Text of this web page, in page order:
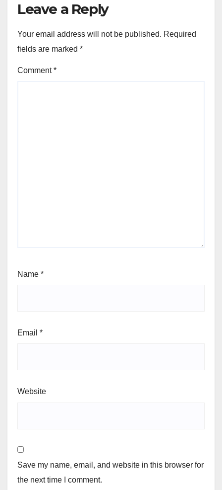
Leave a Reply
Your email address will not be published. Required
fields are marked *
Comment*
Name *
Email *
Website
Save my name, email, and website in this browser for
the next time I comment.